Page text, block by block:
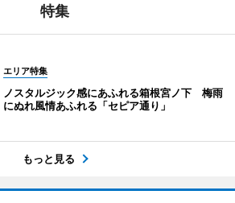
特集
エリア特集
ノスタルジック感にあふれる箱根宮ノ下 梅雨
にぬれ風情あふれる「セピア通り」
もっと見る